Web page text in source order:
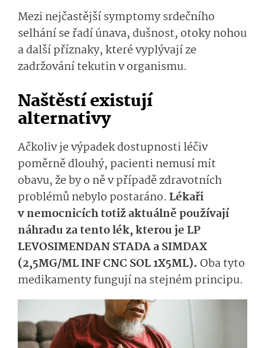
Mezi nejčastější symptomy srdečního
selhání se řadí únava, dušnost, otoky nohou
a další příznaky, které vyplývají ze
zadržování tekutin v organismu.
Naštěstí existují
alternativy
Ačkoliv je výpadek dostupnosti léčiv
poměrně dlouhý, pacienti nemusí mít
obavu, že by o ně v případě zdravotních
problémů nebylo postaráno. Lékaři
v nemocnicích totiž aktuálně používají
náhradu za tento lék, kterou je LP
LEVOSIMENDAN STADA a SIMDAX
(2,5MG/ML INF CNC SOL 1X5ML). Oba tyto
medikamenty fungují na stejném principu.